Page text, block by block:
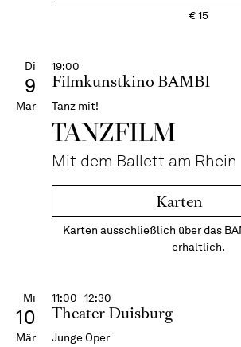
€15
Di
9
Mär
19:00
Filmkunstkino BAMBI
Tanz mit!
TANZFILM
Mit dem Ballett am Rhein
Karten
Karten ausschließlich über das
erhältlich.
Mi
10
Mär
11:00 - 12:30
Theater Duisburg
Junge Oper